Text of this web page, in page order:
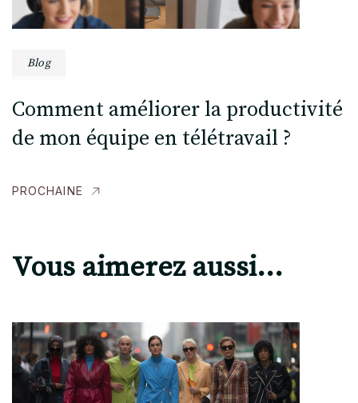
Blog
Comment améliorer la productivité
de mon équipe en télétravail ?
PROCHAINE
Vous aimerez aussi...